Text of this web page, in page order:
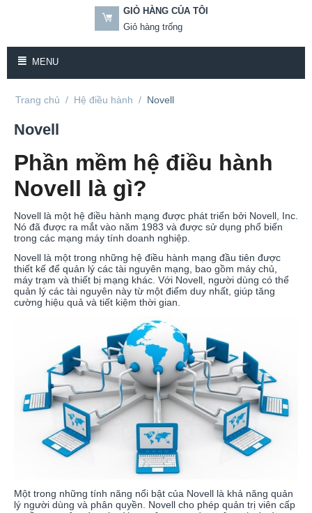
GIỎ HÀNG CỦA TÔI
Giỏ hàng trống
MENU
Trang chủ / Hệ điều hành / Novell
Novell
Phần mềm hệ điều hành
Novell là gì?
Novell là một hệ điều hành mạng được phát triển bởi Novell, Inc.
Nó đã được ra mắt vào năm 1983 và được sử dụng phổ biến
trong các mạng máy tính doanh nghiệp.
Novell là một trong những hệ điều hành mạng đầu tiên được
thiết kế để quản lý các tài nguyên mạng, bao gồm máy chủ,
máy trạm và thiết bị mạng khác. Với Novell, người dùng có thể
quản lý các tài nguyên này từ một điểm duy nhất, giúp tăng
cường hiệu quả và tiết kiệm thời gian.
Một trong những tính năng nổi bật của Novell là khả năng quản
lý người dùng và phân quyền. Novell cho phép quản trị viên cấp